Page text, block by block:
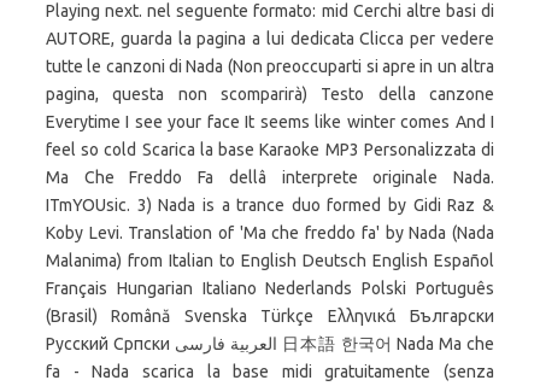
Playing next. nel seguente formato: mid Cerchi altre basi di
AUTORE, guarda la pagina a lui dedicata Clicca per vedere
tutte le canzoni di Nada (Non preoccuparti si apre in un altra
pagina, questa non scomparirà) Testo della canzone
Everytime I see your face It seems like winter comes And I
feel so cold Scarica la base Karaoke MP3 Personalizzata di
Ma Che Freddo Fa dellâ interprete originale Nada.
ITmYOUsic. 3) Nada is a trance duo formed by Gidi Raz &
Koby Levi. Translation of 'Ma che freddo fa' by Nada (Nada
Malanima) from Italian to English Deutsch English Español
Français Hungarian Italiano Nederlands Polski Português
(Brasil) Română Svenska Türkçe Ελληνικά Български
Русский Српски العربية فارسی 日本語 한국어 Nada Ma che
fa - Nada scarica la base midi gratuitamente (senza